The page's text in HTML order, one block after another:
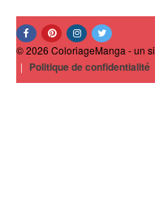
© 2026 ColoriageManga - un
| Politique de confidentialité